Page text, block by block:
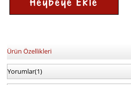
Ürün Özellikleri
Yorumlar(1)